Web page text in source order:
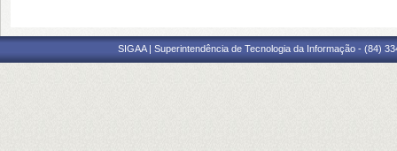
SIGAA | Superintendência de Tecnologia da Informação - (84)